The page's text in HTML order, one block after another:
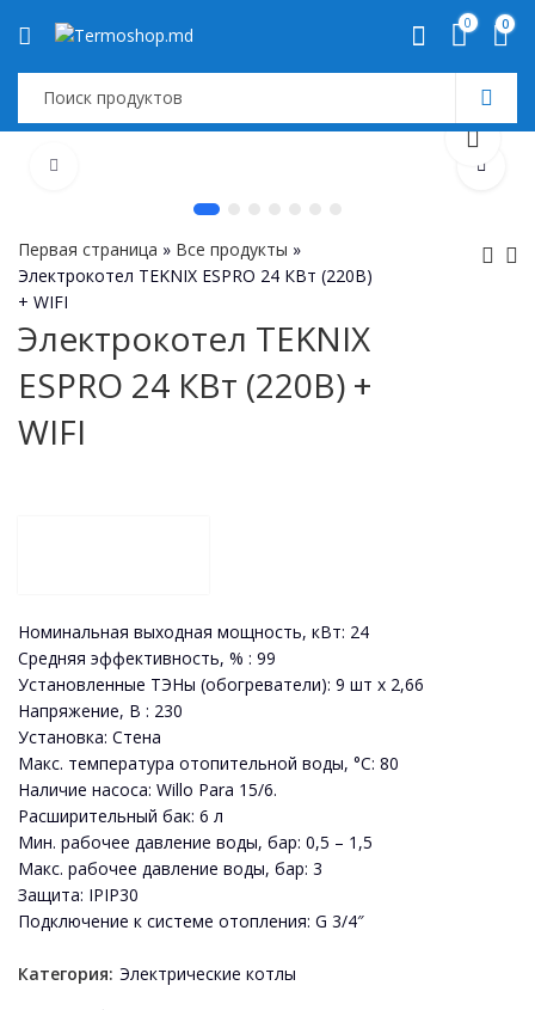
0 0
Первая страница » Все продукты »
Электрокотел TEKNIX ESPRO 24 КВт (220В)
+ WIFI
Электрокотел TEKNIX
ESPRO 24 КВт (220В) +
WIFI
Номинальная выходная мощность, кВт: 24
Средняя эффективность, % : 99
Установленные ТЭНы (обогреватели): 9 шт х 2,66
Напряжение, В : 230
Установка: Стена
Макс. температура отопительной воды, °С: 80
Наличие насоса: Willo Para 15/6.
Расширительный бак: 6 л
Мин. рабочее давление воды, бар: 0,5 – 1,5
Макс. рабочее давление воды, бар: 3
Защита: IPIP30
Подключение к системе отопления: G 3/4″
Категория: Электрические котлы